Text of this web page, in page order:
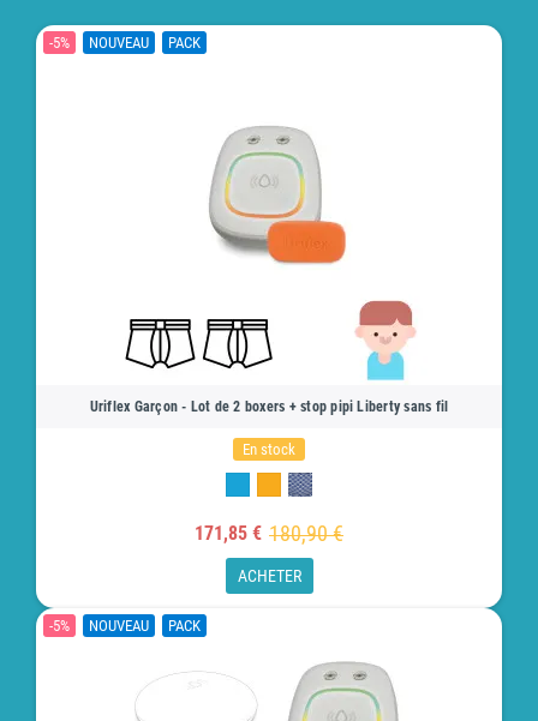
-5% NOUVEAU PACK
Uriflex Garçon - Lot de 2 boxers + stop pipi Liberty sans fil
En stock
171,85 € 180,90 €
ACHETER
-5% NOUVEAU PACK